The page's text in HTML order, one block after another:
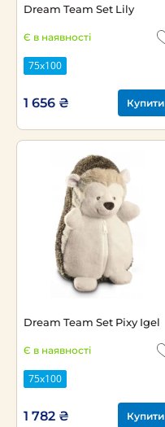
Dream Team Set Lily
Є в наявності
75х100
1 656 ₴ Купити
Dream Team Set Pixy Igel
Є в наявності
75х100
1 782 ₴ Купити